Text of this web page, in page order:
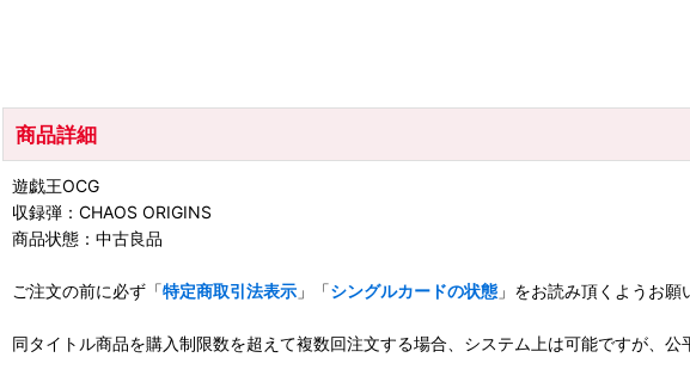
商品詳細
遊戯王OCG
収録弾：CHAOS ORIGINS
商品状態：中古良品
ご注文の前に必ず「特定商取引法表示 」「シングルカードの状態 」をお読み頂くようお願
同タイトル商品を購入制限数を超えて複数回注文する場合、システム上は可能ですが、